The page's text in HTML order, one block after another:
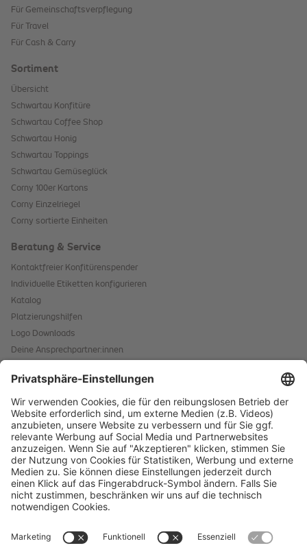
Für Gemeinschaftsverpflegung
Für Travel
Für Cash & Carry
Sortiment
Übersicht
Schwartau Konfitüre
Schwartau Coffee Shop
Schwartau Honig
Schwartau Toppings
Schwartau Gemüseglück
Corny 100er Kartons
Corny Einzelriegel
Corny sortierte Einheiten
Beratung & Service
Kontaktfreier Konfitürenspender
Individuelle Etiketten konfigurieren
Katalog
Platzierungshilfen
Logo Downloads
Deine Ansprechpartner:innen
Kontaktformular
Starke Marken